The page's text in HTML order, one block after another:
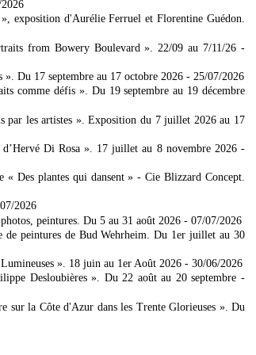
exposition d'Aurélie Ferruel et Florentine Guédon.
from Bowery Boulevard ». 22/09 au 7/11/26 -
Du 17 septembre au 17 octobre 2026 - 25/07/2026
comme défis ». Du 19 septembre au 19 décembre
les artistes ». Exposition du 7 juillet 2026 au 17
Di Rosa ». 17 juillet au 8 novembre 2026 -
« Des plantes qui dansent » - Cie Blizzard Concept.
2026
peintures. Du 5 au 31 août 2026 - 07/07/2026
de peintures de Bud Wehrheim. Du 1er juillet au 30
». 18 juin au 1er Août 2026 - 30/06/2026
Desloubières ». Du 22 août au 20 septembre -
sur la Côte d'Azur dans les Trente Glorieuses ». Du